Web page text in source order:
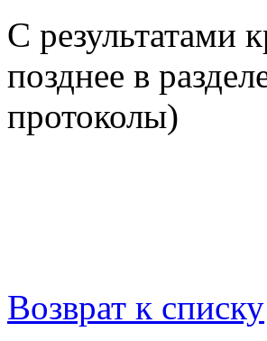
С результатами
позднее в
протоколы)
Возврат к списку